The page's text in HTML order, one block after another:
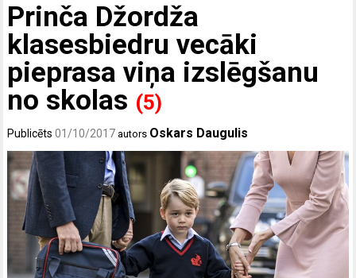
Prinča Džordža
klasesbiedru vecāki
pieprasa viņa izslēgšanu
no skolas (5)
Publicēts01/10/2017 autors Oskars Daugulis